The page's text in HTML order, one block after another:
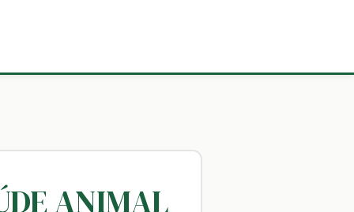
ANIMAL